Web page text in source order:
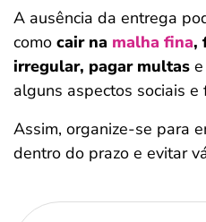
A ausência da entrega
como cair na malha fina,
irregular, pagar multas
alguns aspectos sociais e
Assim, organize-se para
dentro do prazo e evitar